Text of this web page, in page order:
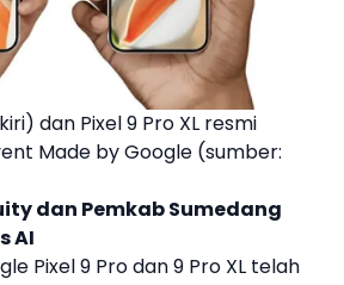
dan Pixel 9 Pro XL resmi
Made by Google (sumber:
dan Pemkab Sumedang
AI
Pixel 9 Pro dan 9 Pro XL telah